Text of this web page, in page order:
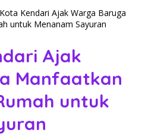
Kendari Ajak Warga Baruga
untuk Menanam Sayuran
Ajak
Manfaatkan
untuk